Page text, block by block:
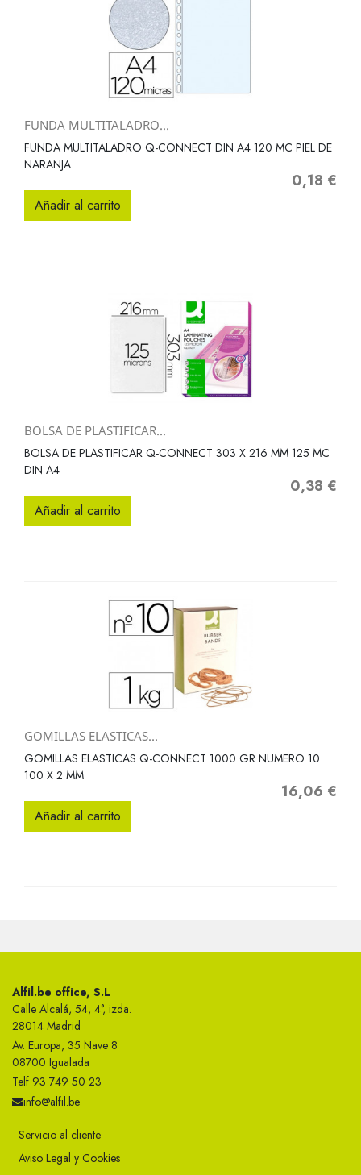
FUNDA MULTITALADRO...
FUNDA MULTITALADRO Q-CONNECT DIN A4 120 MC PIEL DE
NARANJA
Precio
0,18 €
Añadir al carrito
BOLSA DE PLASTIFICAR...
BOLSA DE PLASTIFICAR Q-CONNECT 303 X 216 MM 125 MC
DIN A4
Precio
0,38 €
Añadir al carrito
GOMILLAS ELASTICAS...
GOMILLAS ELASTICAS Q-CONNECT 1000 GR NUMERO 10
100 X 2 MM
Precio
16,06 €
Añadir al carrito
Alfil.be office, S.L
Calle Alcalá, 54, 4°, izda.
28014 Madrid
Av. Europa, 35 Nave 8
08700 Igualada
Telf 93 749 50 23
info@alfil.be
Servicio al cliente
Aviso Legal y Cookies